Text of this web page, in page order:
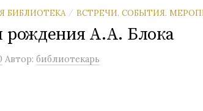
БИБЛИОТЕКА / ВСТРЕЧИ. СОБЫТИЯ.
рождения А.А. Блока
Автор: библиотекарь